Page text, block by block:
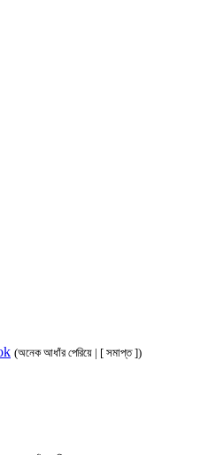
(অনেক আধাঁর পেরিয়ে | [ সমাপ্ত ])